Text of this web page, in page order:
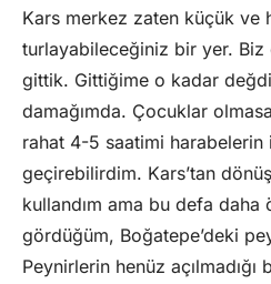
Kars merkez zaten küçük ve
turlayabileceğiniz bir yer. Biz
gittik. Gittiğime o kadar
damağımda. Çocuklar
rahat 4-5 saatimi
geçirebilirdim. Kars’tan
kullandım ama bu defa daha
gördüğüm, Boğatepe’deki
Peynirlerin henüz açılmadığı